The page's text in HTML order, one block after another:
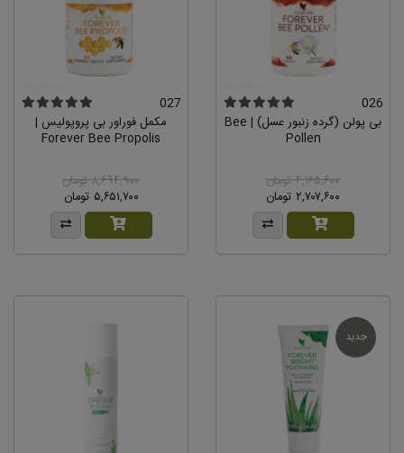
026
بی پولن (گرده زنبور عسل) | Bee
Pollen
۴,۱۶۵,۶۰۰ تومان
۲,۷۰۷,۶۰۰ تومان
027
مکمل فوراور بی پروپولیس |
Forever Bee Propolis
۸,۶۹۴,۹۰۰ تومان
۵,۶۵۱,۷۰۰ تومان
جدید